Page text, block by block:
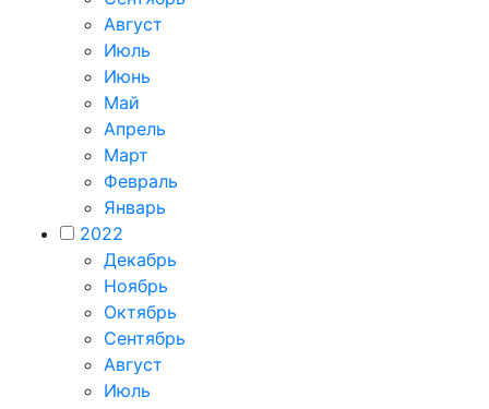
Август
Июль
Июнь
Май
Апрель
Март
Февраль
Январь
2022
Декабрь
Ноябрь
Октябрь
Сентябрь
Август
Июль